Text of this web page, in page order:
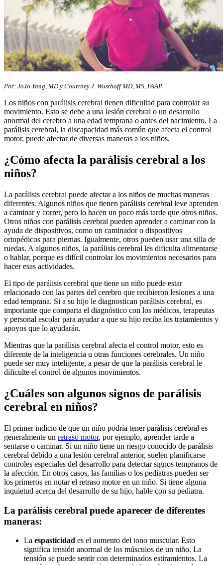
​​Por: JoJo Yang, MD y Courtney J. Wusthoff MD, MS, FAAP
Los niños con parálisis cerebral tienen dificultad para controlar su
movimiento. Esto se debe a una lesión cerebral o un desarrollo
anormal del cerebro a una edad temprana o antes del nacimiento. La
parálisis cerebral, la discapacidad más común que afecta el control
motor, puede afectar de diversas maneras a los niños.
¿Cómo afecta la parálisis cerebral a los
niños?
La parálisis cerebral puede afectar a los niños de muchas maneras
diferentes. Algunos niños que tienen parálisis cerebral leve aprenden
a caminar y correr, pero lo hacen un poco más tarde que otros niños.
Otros niños con parálisis cerebral pueden aprender a caminar con la
ayuda de dispositivos, como un caminador o dispositivos
ortopédicos para piernas. Igualmente, otros pueden usar una silla de
ruedas. A algunos niños, la parálisis cerebral les dificulta alimentarse
o hablar, porque es difícil controlar los movimientos necesarios para
hacer esas actividades.
El tipo de parálisis cerebral que tiene un niño puede estar
relacionado con las partes del cerebro que recibieron lesiones a una
edad temprana. Si a su hijo le diagnostican parálisis cerebral, es
importante que comparta el diagnóstico con los médicos, terapeutas
y personal escolar para ayudar a que su hijo reciba los tratamientos y
apoyos que lo ayudarán.
Mientras que la parálisis cerebral afecta el control motor, esto es
diferente de la inteligencia u otras funciones cerebrales. Un niño
puede ser muy inteligente, a pesar de que la parálisis cerebral le
dificulte el control de algunos movimientos.
¿Cuáles son algunos signos de parálisis
cerebral en niños?
El primer indicio de que un niño podría tener parálisis cerebral es
generalmente un retraso motor, por ejemplo, aprender tarde a
sentarse o caminar. Si un niño tiene un riesgo conocido de parálisis
cerebral debido a una lesión cerebral anterior, suelen planificarse
controles especiales del desarrollo para detectar signos tempranos de
la afección. En otros casos, las familias o los pediatras pueden ser
los primeros en notar el retraso motor en un niño. Si tiene alguna
inquietud acerca del desarrollo de su hijo, hable con su pediatra.
La parálisis cerebral puede aparecer de diferentes
maneras:
La espasticidad es el aumento del tono muscular. Esto
significa tensión anormal de los músculos de un niño. La
tensión se puede sentir con determinados estiramientos. La